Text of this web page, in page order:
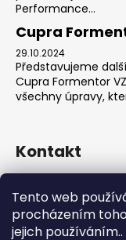
Tento web
procházením
jejich
Performance...
Cupra
29.10.2024
Představujeme
Cupra Formentor
všechny úpravy,
Kontakt
728737662
https://